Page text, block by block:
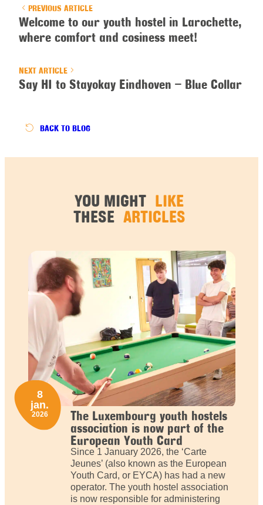
PREVIOUS ARTICLE
Welcome to our youth hostel in Larochette,
where comfort and cosiness meet!
NEXT ARTICLE
Say HI to Stayokay Eindhoven – Blue Collar
BACK TO BLOG
YOU MIGHT LIKE
THESE ARTICLES
The Luxembourg youth hostels
association is now part of the
European Youth Card
Since 1 January 2026, the ‘Carte
Jeunes’ (also known as the European
Youth Card, or EYCA) has had a new
operator. The youth hostel association
is now responsible for administering
8
jan.
2026